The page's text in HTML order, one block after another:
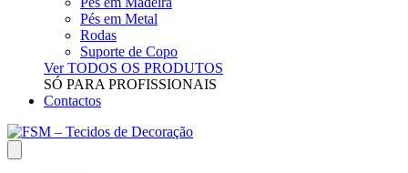
Pés em Metal
Rodas
Suporte de Copo
Ver TODOS OS PRODUTOS
SÓ PARA PROFISSIONAIS
Contactos